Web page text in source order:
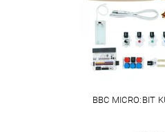
BBC MICRO:BIT